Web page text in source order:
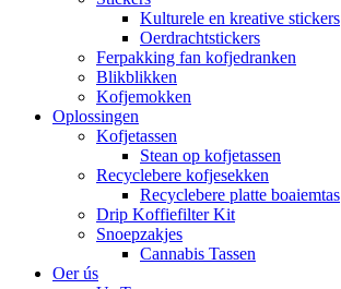
Kulturele en kreative stickers
Oerdrachtstickers
Ferpakking fan kofjedranken
Blikblikken
Kofjemokken
Oplossingen
Kofjetassen
Stean op kofjetassen
Recyclebere kofjesekken
Recyclebere platte boaiemtas
Drip Koffiefilter Kit
Snoepzakjes
Cannabis Tassen
Oer ús